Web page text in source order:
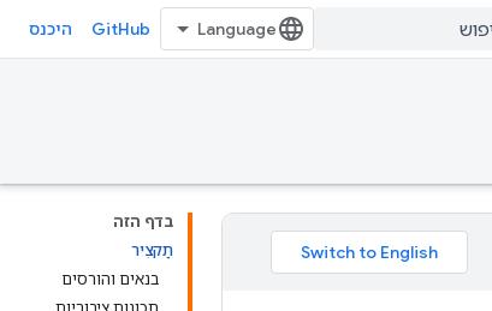
GitHub היכנס
בדף הזה
תַקצִיר
בנאים והורסים